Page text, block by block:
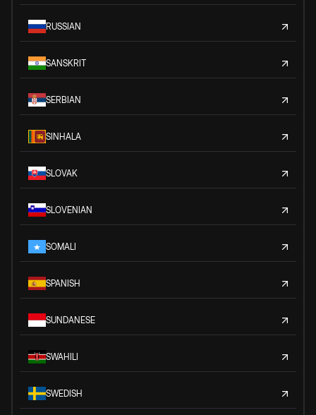
RUSSIAN
SANSKRIT
SERBIAN
SINHALA
SLOVAK
SLOVENIAN
SOMALI
SPANISH
SUNDANESE
SWAHILI
SWEDISH